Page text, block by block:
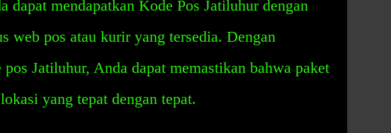
dapat mendapatkan Kode Pos Jatiluhur dengan
web pos atau kurir yang tersedia. Dengan
pos Jatiluhur, Anda dapat memastikan bahwa paket
yang tepat dengan tepat.